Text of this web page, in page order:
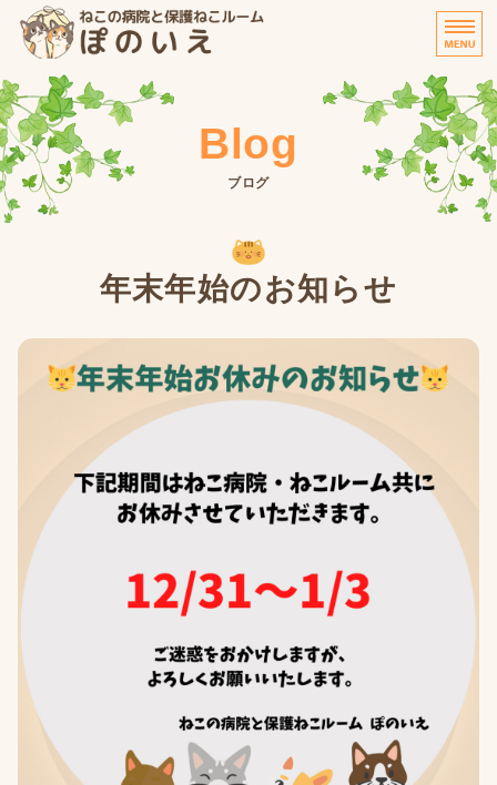
ねこの病院と保護ねこルー
ホーム
医院案内
診療について
保護ねこルームについて
Blog
ブログ
年末年始のお知らせ